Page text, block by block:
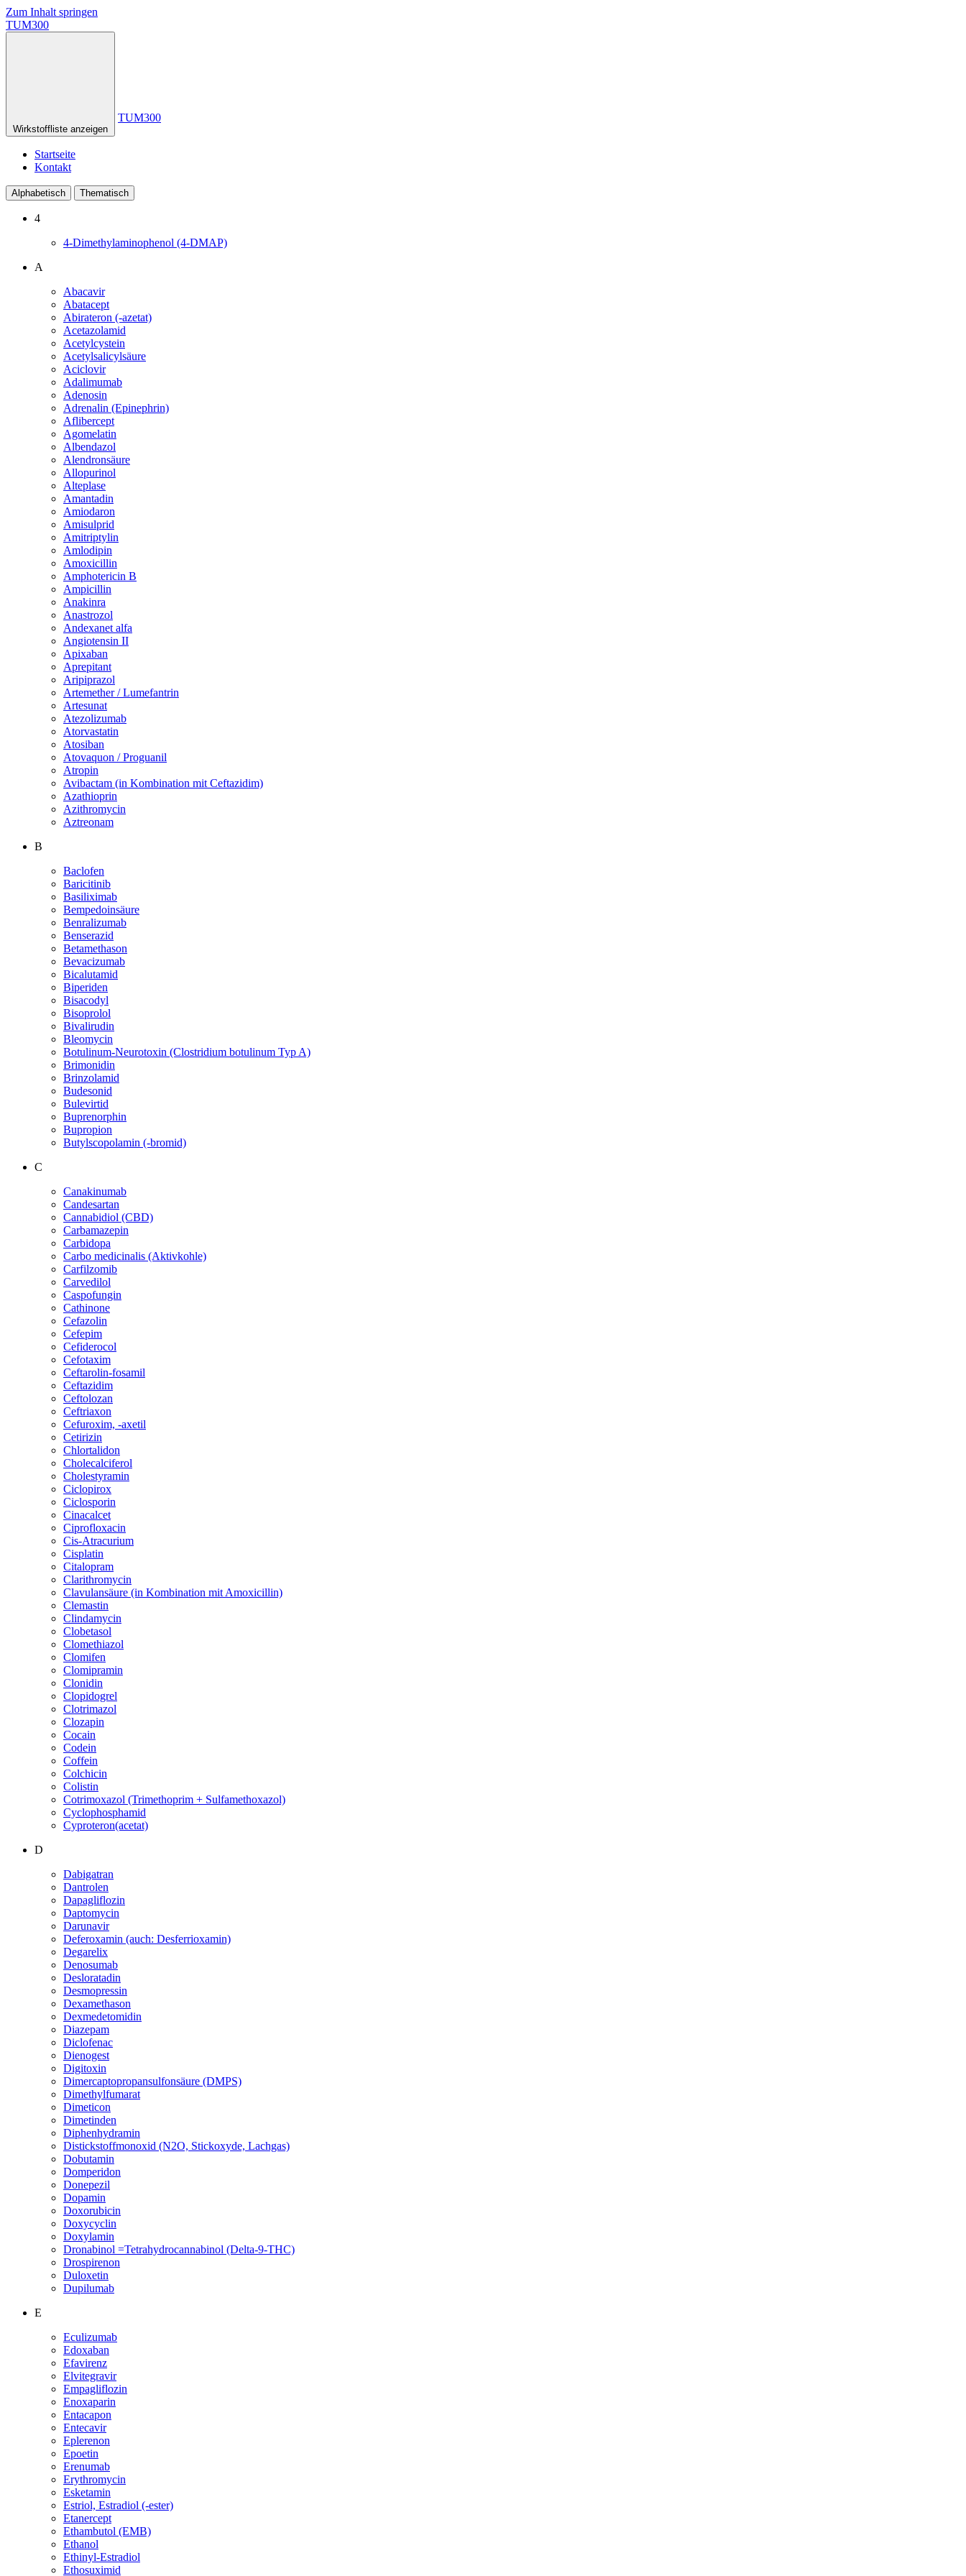
Zum Inhalt springen
TUM300
Wirkstoffliste anzeigen
TUM300
Startseite
Kontakt
Alphabetisch Thematisch
4
4-Dimethylaminophenol (4-DMAP)
A
Abacavir
Abatacept
Abirateron (-azetat)
Acetazolamid
Acetylcystein
Acetylsalicylsäure
Aciclovir
Adalimumab
Adenosin
Adrenalin (Epinephrin)
Aflibercept
Agomelatin
Albendazol
Alendronsäure
Allopurinol
Alteplase
Amantadin
Amiodaron
Amisulprid
Amitriptylin
Amlodipin
Amoxicillin
Amphotericin B
Ampicillin
Anakinra
Anastrozol
Andexanet alfa
Angiotensin II
Apixaban
Aprepitant
Aripiprazol
Artemether / Lumefantrin
Artesunat
Atezolizumab
Atorvastatin
Atosiban
Atovaquon / Proguanil
Atropin
Avibactam (in Kombination mit Ceftazidim)
Azathioprin
Azithromycin
Aztreonam
B
Baclofen
Baricitinib
Basiliximab
Bempedoinsäure
Benralizumab
Benserazid
Betamethason
Bevacizumab
Bicalutamid
Biperiden
Bisacodyl
Bisoprolol
Bivalirudin
Bleomycin
Botulinum-Neurotoxin (Clostridium botulinum Typ A)
Brimonidin
Brinzolamid
Budesonid
Bulevirtid
Buprenorphin
Bupropion
Butylscopolamin (-bromid)
C
Canakinumab
Candesartan
Cannabidiol (CBD)
Carbamazepin
Carbidopa
Carbo medicinalis (Aktivkohle)
Carfilzomib
Carvedilol
Caspofungin
Cathinone
Cefazolin
Cefepim
Cefiderocol
Cefotaxim
Ceftarolin-fosamil
Ceftazidim
Ceftolozan
Ceftriaxon
Cefuroxim, -axetil
Cetirizin
Chlortalidon
Cholecalciferol
Cholestyramin
Ciclopirox
Ciclosporin
Cinacalcet
Ciprofloxacin
Cis-Atracurium
Cisplatin
Citalopram
Clarithromycin
Clavulansäure (in Kombination mit Amoxicillin)
Clemastin
Clindamycin
Clobetasol
Clomethiazol
Clomifen
Clomipramin
Clonidin
Clopidogrel
Clotrimazol
Clozapin
Cocain
Codein
Coffein
Colchicin
Colistin
Cotrimoxazol (Trimethoprim + Sulfamethoxazol)
Cyclophosphamid
Cyproteron(acetat)
D
Dabigatran
Dantrolen
Dapagliflozin
Daptomycin
Darunavir
Deferoxamin (auch: Desferrioxamin)
Degarelix
Denosumab
Desloratadin
Desmopressin
Dexamethason
Dexmedetomidin
Diazepam
Diclofenac
Dienogest
Digitoxin
Dimercaptopropansulfonsäure (DMPS)
Dimethylfumarat
Dimeticon
Dimetinden
Diphenhydramin
Distickstoffmonoxid (N2O, Stickoxyde, Lachgas)
Dobutamin
Domperidon
Donepezil
Dopamin
Doxorubicin
Doxycyclin
Doxylamin
Dronabinol =Tetrahydrocannabinol (Delta-9-THC)
Drospirenon
Duloxetin
Dupilumab
E
Eculizumab
Edoxaban
Efavirenz
Elvitegravir
Empagliflozin
Enoxaparin
Entacapon
Entecavir
Eplerenon
Epoetin
Erenumab
Erythromycin
Esketamin
Estriol, Estradiol (-ester)
Etanercept
Ethambutol (EMB)
Ethanol
Ethinyl-Estradiol
Ethosuximid